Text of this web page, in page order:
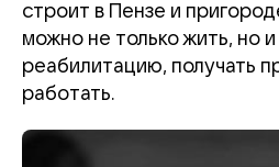
строит в Пензе и
можно не только жить, но
реабилитацию, получать
работать.